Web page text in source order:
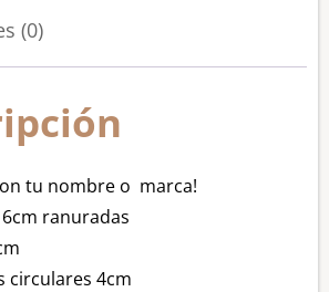
(0)
tu nombre o marca!
ranuradas
circulares 4cm